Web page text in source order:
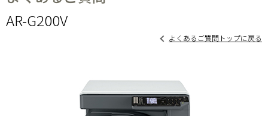
AR-G200V
よくあるご質問トップに戻る